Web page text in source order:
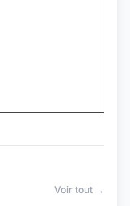
Voir tout →